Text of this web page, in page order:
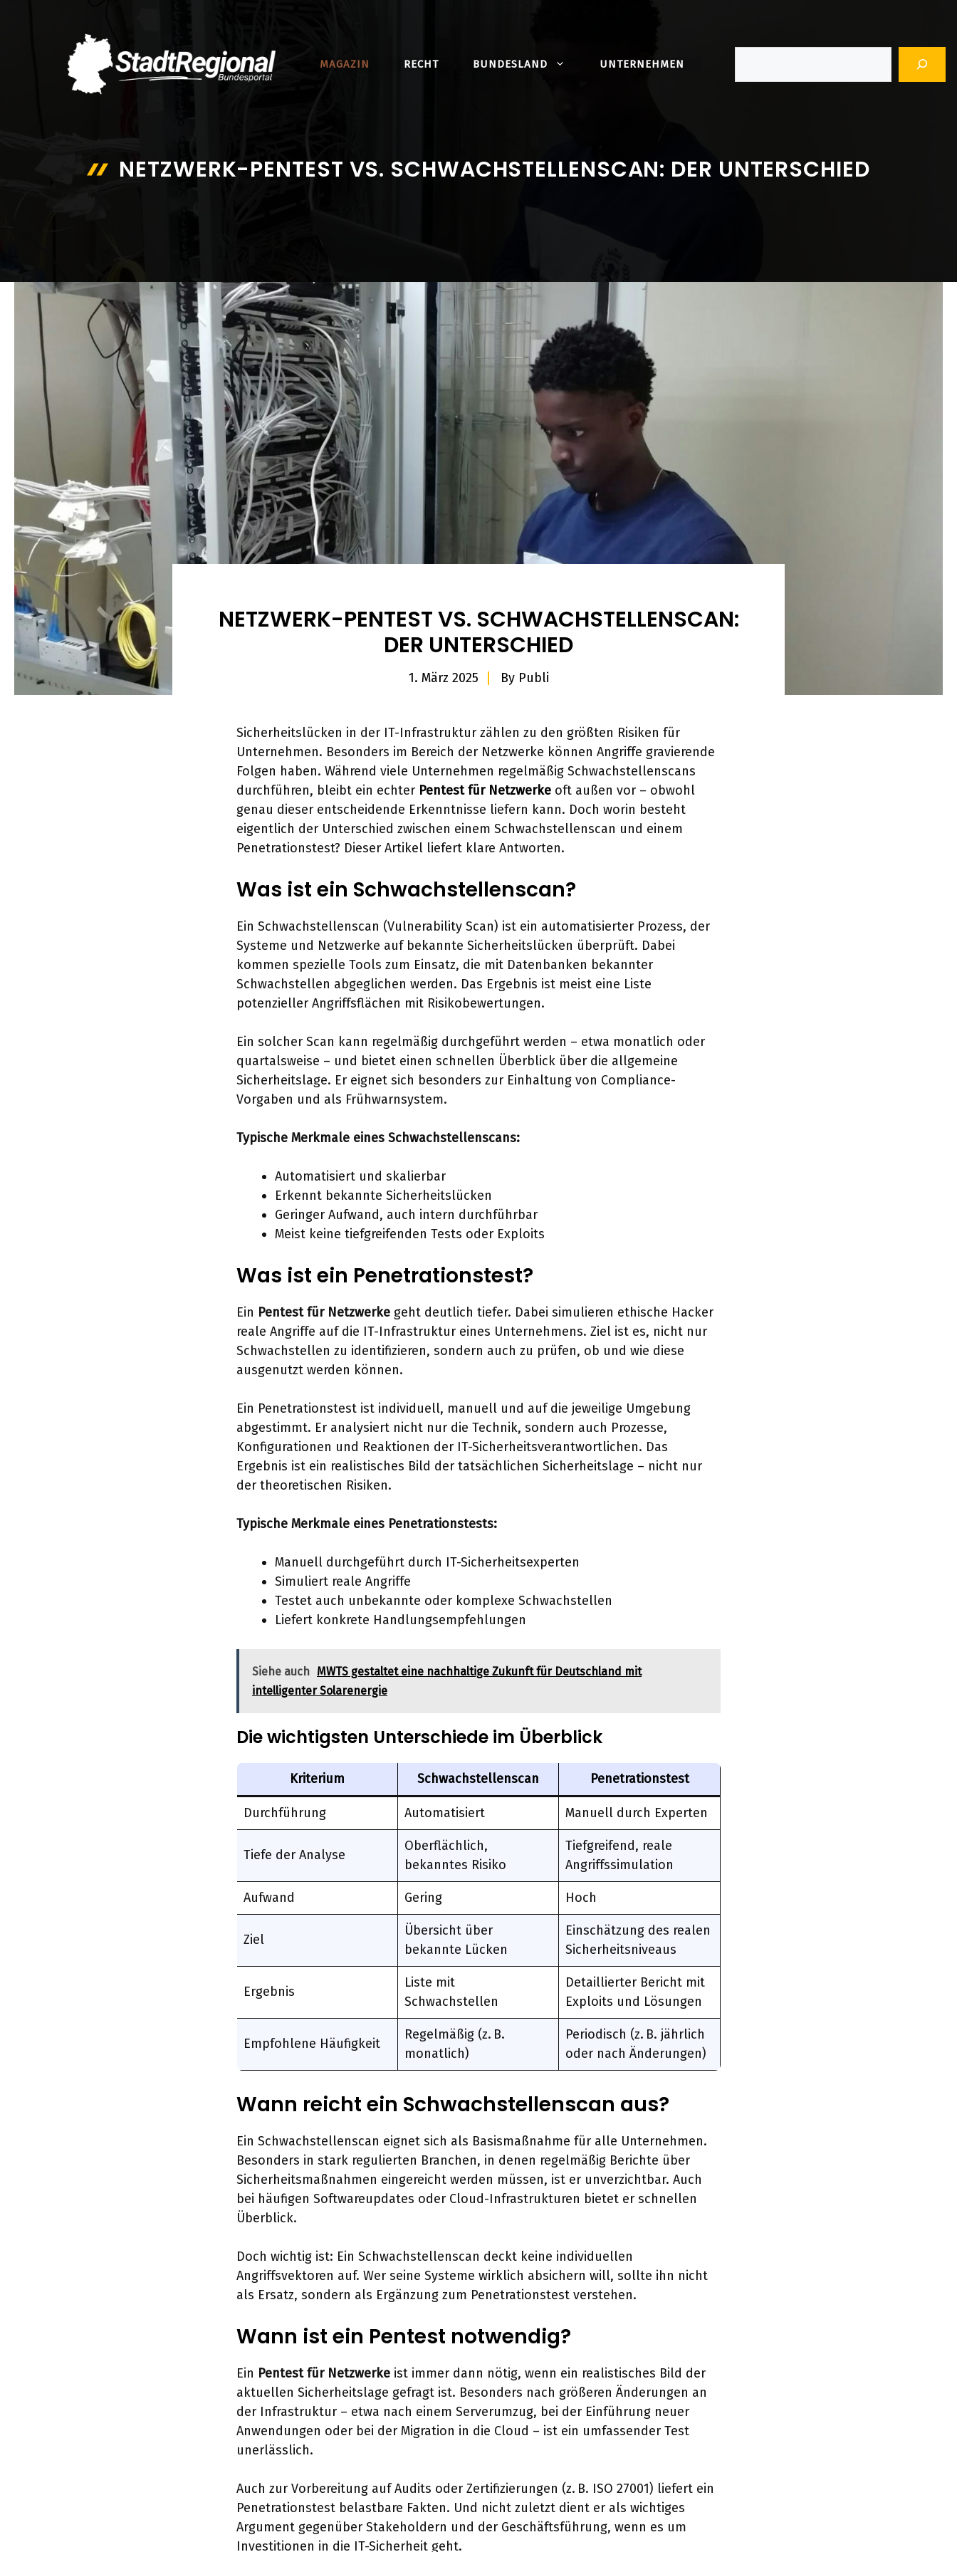
MAGAZIN RECHT BUNDESLAND UNTERNEHMEN
NETZWERK-PENTEST VS. SCHWACHSTELLENSCAN: DER UNTERSCHIED
NETZWERK-PENTEST VS. SCHWACHSTELLENSCAN:
DER UNTERSCHIED
1. März 2025 By Publi
Sicherheitslücken in der IT-Infrastruktur zählen zu den größten Risiken für
Unternehmen. Besonders im Bereich der Netzwerke können Angriffe gravierende
Folgen haben. Während viele Unternehmen regelmäßig Schwachstellenscans
durchführen, bleibt ein echter Pentest für Netzwerke oft außen vor – obwohl
genau dieser entscheidende Erkenntnisse liefern kann. Doch worin besteht
eigentlich der Unterschied zwischen einem Schwachstellenscan und einem
Penetrationstest? Dieser Artikel liefert klare Antworten.
Was ist ein Schwachstellenscan?
Ein Schwachstellenscan (Vulnerability Scan) ist ein automatisierter Prozess, der
Systeme und Netzwerke auf bekannte Sicherheitslücken überprüft. Dabei
kommen spezielle Tools zum Einsatz, die mit Datenbanken bekannter
Schwachstellen abgeglichen werden. Das Ergebnis ist meist eine Liste
potenzieller Angriffsflächen mit Risikobewertungen.
Ein solcher Scan kann regelmäßig durchgeführt werden – etwa monatlich oder
quartalsweise – und bietet einen schnellen Überblick über die allgemeine
Sicherheitslage. Er eignet sich besonders zur Einhaltung von Compliance-
Vorgaben und als Frühwarnsystem.
Typische Merkmale eines Schwachstellenscans:
Automatisiert und skalierbar
Erkennt bekannte Sicherheitslücken
Geringer Aufwand, auch intern durchführbar
Meist keine tiefgreifenden Tests oder Exploits
Was ist ein Penetrationstest?
Ein Pentest für Netzwerke geht deutlich tiefer. Dabei simulieren ethische Hacker
reale Angriffe auf die IT-Infrastruktur eines Unternehmens. Ziel ist es, nicht nur
Schwachstellen zu identifizieren, sondern auch zu prüfen, ob und wie diese
ausgenutzt werden können.
Ein Penetrationstest ist individuell, manuell und auf die jeweilige Umgebung
abgestimmt. Er analysiert nicht nur die Technik, sondern auch Prozesse,
Konfigurationen und Reaktionen der IT-Sicherheitsverantwortlichen. Das
Ergebnis ist ein realistisches Bild der tatsächlichen Sicherheitslage – nicht nur
der theoretischen Risiken.
Typische Merkmale eines Penetrationstests:
Manuell durchgeführt durch IT-Sicherheitsexperten
Simuliert reale Angriffe
Testet auch unbekannte oder komplexe Schwachstellen
Liefert konkrete Handlungsempfehlungen
Siehe auch MWTS gestaltet eine nachhaltige Zukunft für Deutschland mit
intelligenter Solarenergie
Die wichtigsten Unterschiede im Überblick
Kriterium Schwachstellenscan Penetrationstest
Durchführung Automatisiert Manuell durch Experten
Tiefe der Analyse
Oberflächlich,
bekanntes Risiko
Tiefgreifend, reale
Angriffssimulation
Aufwand Gering Hoch
Ziel
Übersicht über
bekannte Lücken
Einschätzung des realen
Sicherheitsniveaus
Ergebnis
Liste mit
Schwachstellen
Detaillierter Bericht mit
Exploits und Lösungen
Empfohlene Häufigkeit
Regelmäßig (z. B.
monatlich)
Periodisch (z. B. jährlich
oder nach Änderungen)
Wann reicht ein Schwachstellenscan aus?
Ein Schwachstellenscan eignet sich als Basismaßnahme für alle Unternehmen.
Besonders in stark regulierten Branchen, in denen regelmäßig Berichte über
Sicherheitsmaßnahmen eingereicht werden müssen, ist er unverzichtbar. Auch
bei häufigen Softwareupdates oder Cloud-Infrastrukturen bietet er schnellen
Überblick.
Doch wichtig ist: Ein Schwachstellenscan deckt keine individuellen
Angriffsvektoren auf. Wer seine Systeme wirklich absichern will, sollte ihn nicht
als Ersatz, sondern als Ergänzung zum Penetrationstest verstehen.
Wann ist ein Pentest notwendig?
Ein Pentest für Netzwerke ist immer dann nötig, wenn ein realistisches Bild der
aktuellen Sicherheitslage gefragt ist. Besonders nach größeren Änderungen an
der Infrastruktur – etwa nach einem Serverumzug, bei der Einführung neuer
Anwendungen oder bei der Migration in die Cloud – ist ein umfassender Test
unerlässlich.
Auch zur Vorbereitung auf Audits oder Zertifizierungen (z. B. ISO 27001) liefert ein
Penetrationstest belastbare Fakten. Und nicht zuletzt dient er als wichtiges
Argument gegenüber Stakeholdern und der Geschäftsführung, wenn es um
Investitionen in die IT-Sicherheit geht.